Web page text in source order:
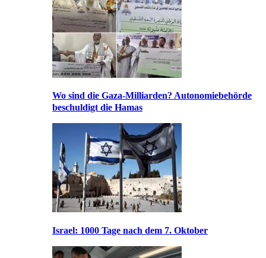
Wo sind die Gaza-Milliarden? Autonomiebehörde
beschuldigt die Hamas
Israel: 1000 Tage nach dem 7. Oktober